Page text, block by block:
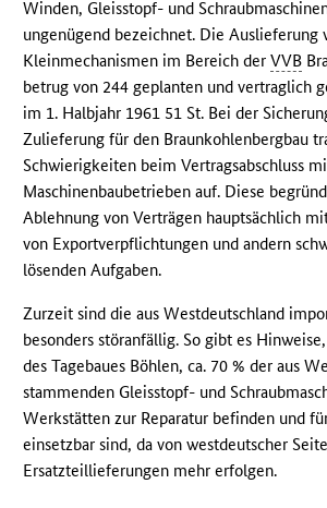
Winden, Gleisstopf- und
ungenügend bezeichnet. Die Auslieferung
Kleinmechanismen im Bereich derVVB
betrug von 244 geplanten und vertraglich
im 1. Halbjahr 1961 51 St. Bei der
Zulieferung für den Braunkohlenbergbau
Schwierigkeiten beim Vertragsabschluss
Maschinenbaubetrieben auf. Diese
Ablehnung von Verträgen hauptsächlich
von Exportverpflichtungen und andern
lösenden Aufgaben.
Zurzeit sind die aus Westdeutschland
besonders störanfällig. So gibt es
des Tagebaues Böhlen, ca. 70 % der aus
stammenden Gleisstopf- und
Werkstätten zur Reparatur befinden und
einsetzbar sind, da von westdeutscher
Ersatzteillieferungen mehr erfolgen.